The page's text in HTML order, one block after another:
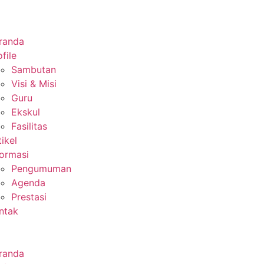
Sambutan
Visi & Misi
Guru
Ekskul
Fasilitas
Pengumuman
Agenda
Prestasi